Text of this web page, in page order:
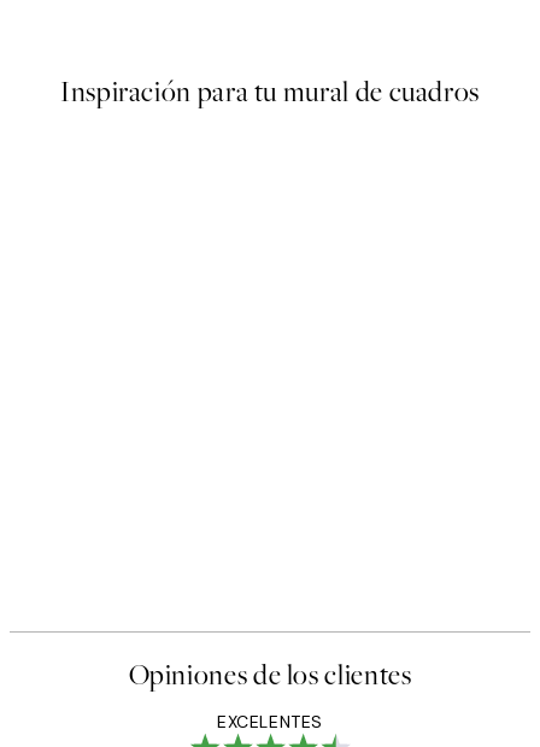
Inspiración para tu mural de cuadros
Opiniones de los clientes
EXCELENTES